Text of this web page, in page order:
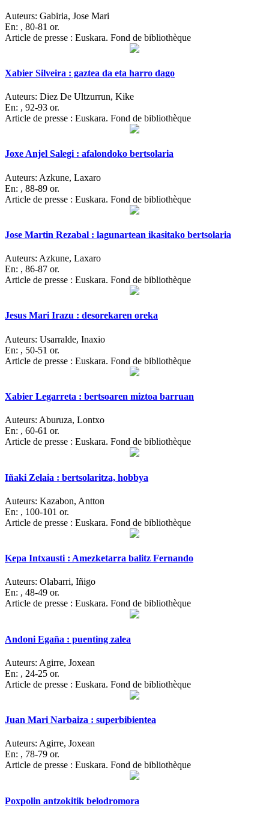
Auteurs: Gabiria, Jose Mari
En: , 80-81 or.
Article de presse : Euskara. Fond de bibliothèque
Xabier Silveira : gaztea da eta harro dago
Auteurs: Diez De Ultzurrun, Kike
En: , 92-93 or.
Article de presse : Euskara. Fond de bibliothèque
Joxe Anjel Salegi : afalondoko bertsolaria
Auteurs: Azkune, Laxaro
En: , 88-89 or.
Article de presse : Euskara. Fond de bibliothèque
Jose Martin Rezabal : lagunartean ikasitako bertsolaria
Auteurs: Azkune, Laxaro
En: , 86-87 or.
Article de presse : Euskara. Fond de bibliothèque
Jesus Mari Irazu : desorekaren oreka
Auteurs: Usarralde, Inaxio
En: , 50-51 or.
Article de presse : Euskara. Fond de bibliothèque
Xabier Legarreta : bertsoaren miztoa barruan
Auteurs: Aburuza, Lontxo
En: , 60-61 or.
Article de presse : Euskara. Fond de bibliothèque
Iñaki Zelaia : bertsolaritza, hobbya
Auteurs: Kazabon, Antton
En: , 100-101 or.
Article de presse : Euskara. Fond de bibliothèque
Kepa Intxausti : Amezketarra balitz Fernando
Auteurs: Olabarri, Iñigo
En: , 48-49 or.
Article de presse : Euskara. Fond de bibliothèque
Andoni Egaña : puenting zalea
Auteurs: Agirre, Joxean
En: , 24-25 or.
Article de presse : Euskara. Fond de bibliothèque
Juan Mari Narbaiza : superbibientea
Auteurs: Agirre, Joxean
En: , 78-79 or.
Article de presse : Euskara. Fond de bibliothèque
Poxpolin antzokitik belodromora